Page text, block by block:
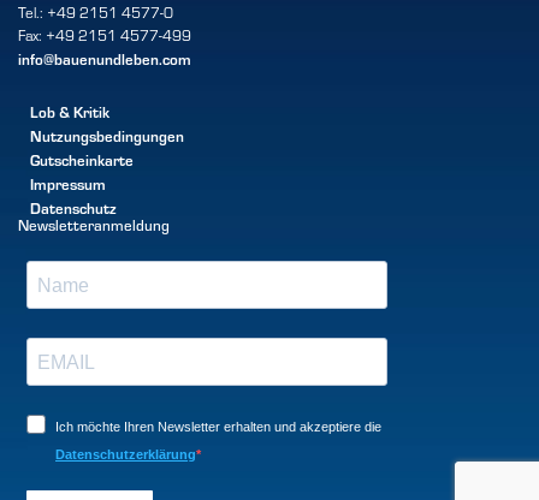
Tel.: +49 2151 4577-0
Fax: +49 2151 4577-499
info@bauenundleben.com
Lob & Kritik
Nutzungsbedingungen
Gutscheinkarte
Impressum
Datenschutz
Newsletteranmeldung
Ich möchte Ihren Newsletter erhalten und akzeptiere die
Datenschutzerklärung